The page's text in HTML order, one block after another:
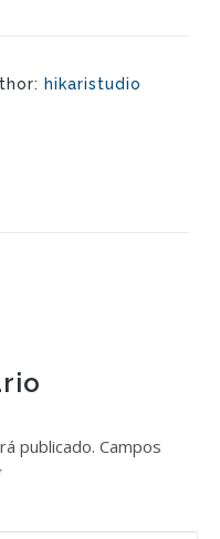
hikaristudio
publicado. Campos